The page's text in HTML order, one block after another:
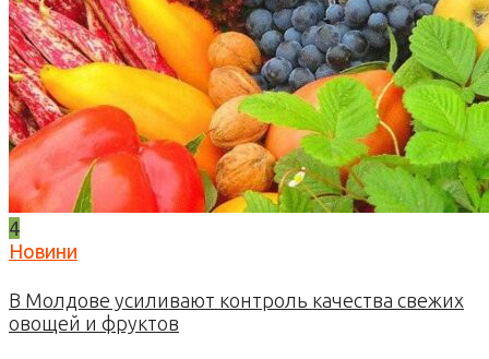
4
Новини
В Молдове усиливают контроль качества свежих
овощей и фруктов